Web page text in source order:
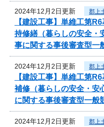
2024年12月2日更新 郡上
【建設工事】単維工第
持修繕（暮らしの安全・
事に関する事後審査型一
2024年12月2日更新 郡上
【建設工事】単維工第
補修（暮らしの安全・安
に関する事後審査型一般
2024年12月2日更新 郡上